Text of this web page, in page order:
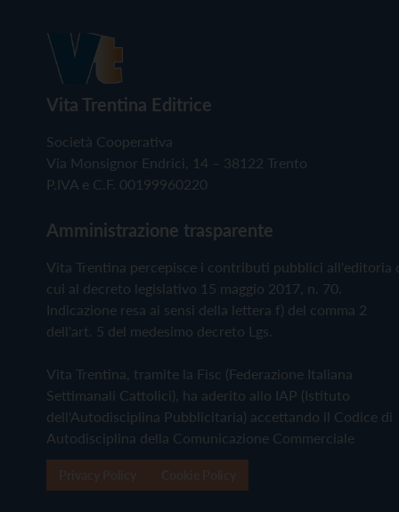
Vita Trentina Editrice
Società Cooperativa
Via Monsignor Endrici, 14 – 38122 Trento
P.IVA e C.F. 00199960220
Amministrazione trasparente
Vita Trentina percepisce i contributi pubblici all'editoria
cui al decreto legislativo 15 maggio 2017, n. 70.
Indicazione resa ai sensi della lettera f) del comma 2
dell'art. 5 del medesimo decreto Lgs.
Vita Trentina, tramite la Fisc (Federazione Italiana
Settimanali Cattolici), ha aderito allo IAP (Istituto
dell'Autodisciplina Pubblicitaria) accettando il Codice di
Autodisciplina della Comunicazione Commerciale